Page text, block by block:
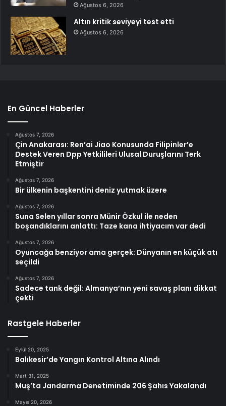
Ağustos 6, 2026
Altın kritik seviyeyi test etti
Ağustos 6, 2026
En Güncel Haberler
Ağustos 7, 2026
Çin Anakarası: Ren’ai Jiao Konusunda Filipinler’e
Destek Veren Dpp Yetkilileri Ulusal Duruşlarını Terk
Etmiştir
Ağustos 7, 2026
Bir ülkenin başkentini deniz yutmak üzere
Ağustos 7, 2026
Suna Selen yıllar sonra Münir Özkul ile neden
boşandıklarını anlattı: Taze kana ihtiyacım var dedi
Ağustos 7, 2026
Oyuncağa benziyor ama gerçek: Dünyanın en küçük atı
seçildi
Ağustos 7, 2026
Sadece tank değil: Almanya’nın yeni savaş planı dikkat
çekti
Rastgele Haberler
Eylül 20, 2025
Balıkesir’de Yangın Kontrol Altına Alındı
Mart 31, 2025
Muş’ta Jandarma Denetiminde 206 Şahıs Yakalandı
Mayıs 20, 2026